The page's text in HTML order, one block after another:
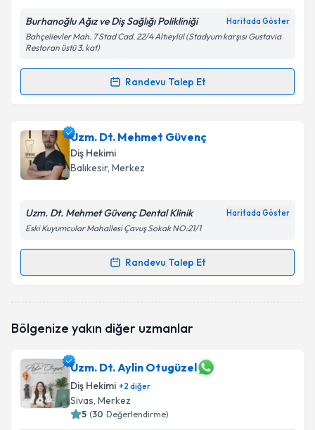
Burhanoğlu Ağız ve Diş Sağlığı Polikliniği Haritada Göster
Bahçelievler Mah. 7 Stad Cad. 22/4 Altıeylül (Stadyum karşısı Gustavia
Restoran üstü 3. kat)
Randevu Talep Et
Randevu Takvimi Talebi
Dt. Şule BURHANOĞLUiçin randevu takvimi talebi
oluşturun. Size bu uzmandan randevu almanız için bir
takvim hazırlandığında e-posta ile bilgilendireceğiz.
Kişisel verilerimin işlenmesine ilişkin
Metni'ni okudum ve kişisel verilerimin belirtilen
Takvim Talebini Gönder
Uzm. Dt. Mehmet Güvenç
Diş Hekimi
Balıkesir, Merkez
Uzm. Dt. Mehmet Güvenç Dental Klinik Haritada Göster
Eski Kuyumcular Mahallesi Çavuş Sokak NO:21/1
Randevu Talep Et
Randevu Takvimi Talebi
talebi oluşturun. Size bu uzmandan randevu almanız
bilgilendireceğiz.
E-posta Adresiniz
Bölgenize yakın diğer uzmanlar
Uzm. Dt. Aylin Otugüzel
Diş Hekimi +2 diğer
Sivas, Merkez
5 (30 Değerlendirme)